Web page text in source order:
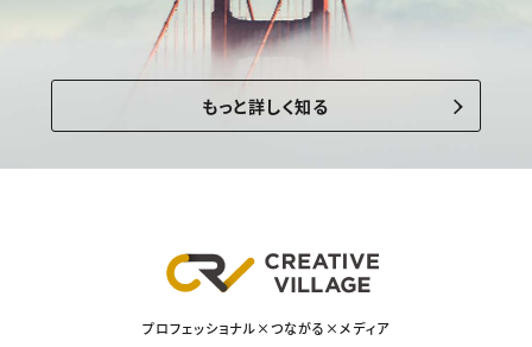
もっと詳しく知る
プロフェッショナル×つながる×メディア